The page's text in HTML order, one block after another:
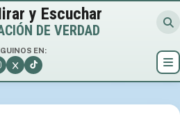
y Escuchar
DE VERDAD
EN: